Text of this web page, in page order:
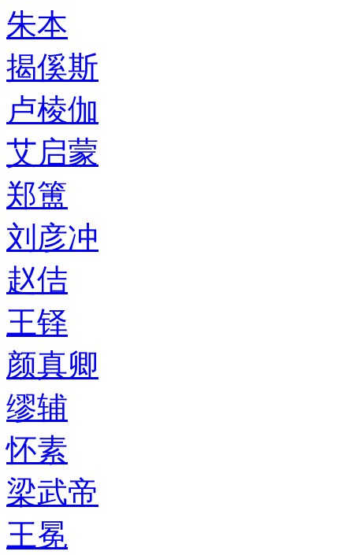
朱本
揭傒斯
卢棱伽
艾启蒙
郑簠
刘彦冲
赵佶
王铎
颜真卿
缪辅
怀素
梁武帝
王冕